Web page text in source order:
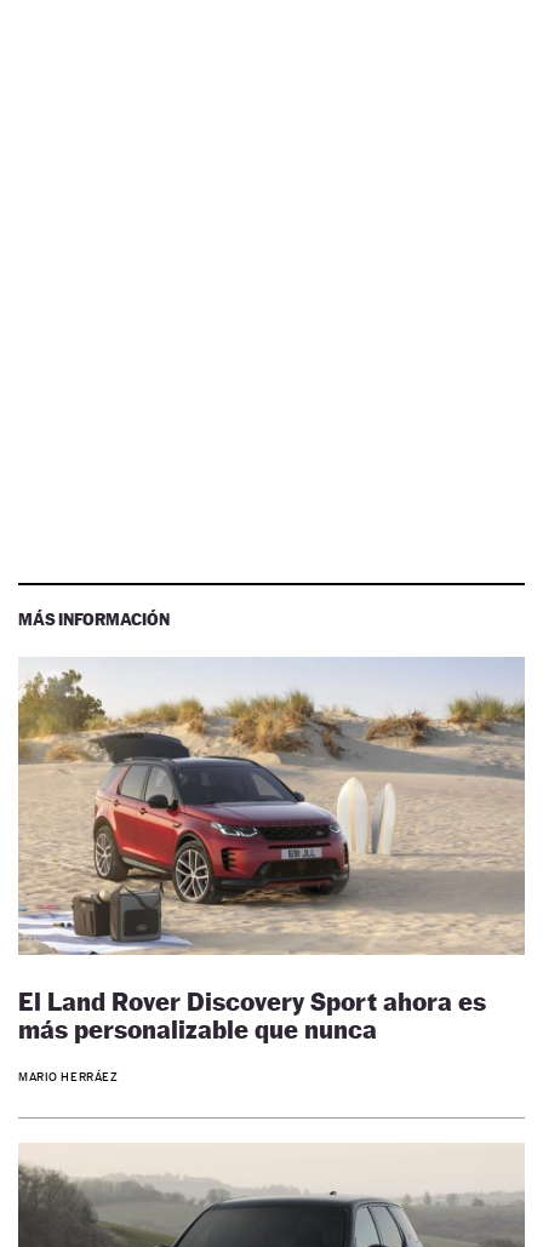
MÁS INFORMACIÓN
El Land Rover Discovery Sport ahora es
más personalizable que nunca
MARIO HERRÁEZ